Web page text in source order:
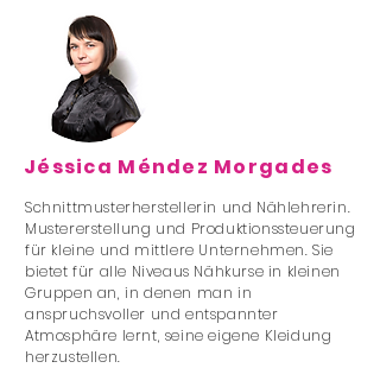
Jéssica Méndez Morgades
Schnittmusterherstellerin und Nählehrerin.
Mustererstellung und Produktionssteuerung
für kleine und mittlere Unternehmen. Sie
bietet für alle Niveaus Nähkurse in kleinen
Gruppen an, in denen man in
anspruchsvoller und entspannter
Atmosphäre lernt, seine eigene Kleidung
herzustellen.